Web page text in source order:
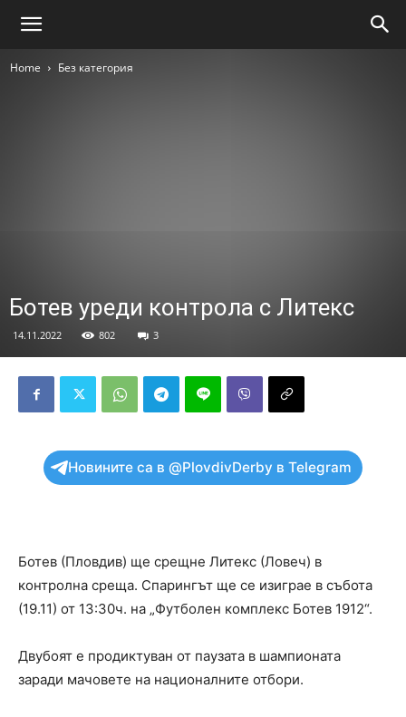
Home Без категория
Ботев уреди контрола с Литекс
14.11.2022 802 3
Новините са в @PlovdivDerby в Telegram
Ботев (Пловдив) ще срещне Литекс (Ловеч) в
контролна среща. Спарингът ще се изиграе в събота
(19.11) от 13:30ч. на „Футболен комплекс Ботев 1912“.
Двубоят е продиктуван от паузата в шампионата
заради мачовете на националните отбори.